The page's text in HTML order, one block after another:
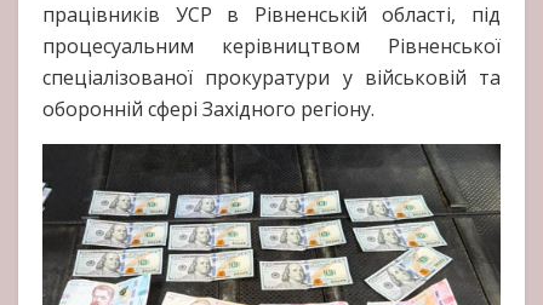
працівників УСР в Рівненській області, під
процесуальним керівництвом Рівненської
спеціалізованої прокуратури у військовій та
оборонній сфері Західного регіону.